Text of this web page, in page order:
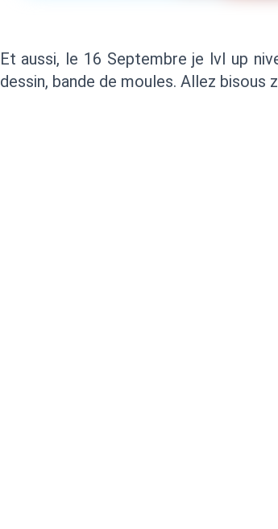
Et aussi, le 16 Septembre je lvl up
dessin, bande de moules. Allez bisous